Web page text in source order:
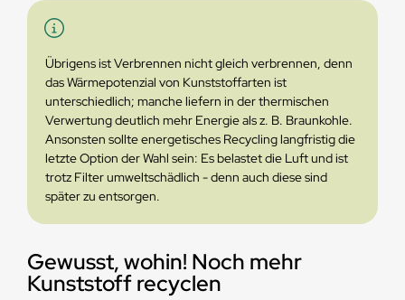
Übrigens ist Verbrennen nicht gleich verbrennen, denn
das Wärmepotenzial von Kunststoffarten ist
unterschiedlich; manche liefern in der thermischen
Verwertung deutlich mehr Energie als z. B. Braunkohle.
Ansonsten sollte energetisches Recycling langfristig die
letzte Option der Wahl sein: Es belastet die Luft und ist
trotz Filter umweltschädlich - denn auch diese sind
später zu entsorgen.
Gewusst, wohin! Noch mehr
Kunststoff recyclen